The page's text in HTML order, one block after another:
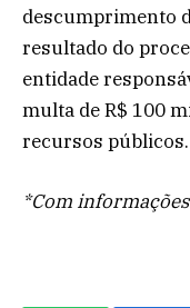
descumprimento
resultado do
entidade
multa de R$ 100
recursos públicos.
*Com